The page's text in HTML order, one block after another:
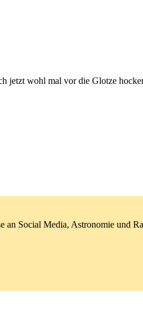
jetzt wohl mal vor die Glotze
Social Media, Astronomie und